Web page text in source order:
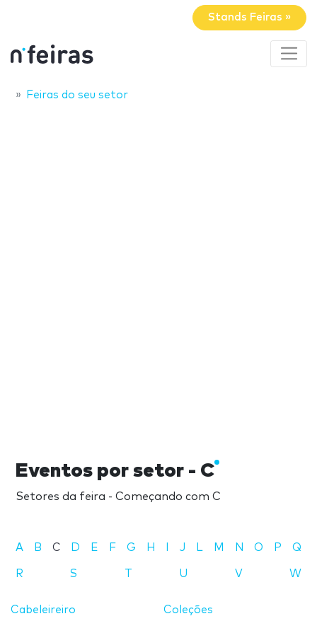
Stands Feiras »
Feiras do seu setor
Eventos por setor - C
Setores da feira - Começando com C
A B C D E F G H J L M N O P Q
R S T U V W
Cabeleireiro
Coleções